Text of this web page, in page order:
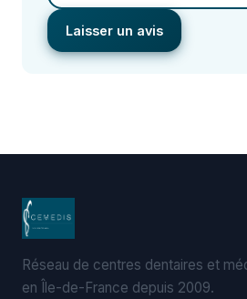
Laisser un avis
Réseau de centres dentaires et
en Île-de-France depuis 2009.